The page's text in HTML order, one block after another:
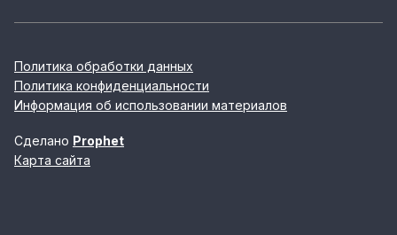
Политика обработки данных
Политика конфиденциальности
Информация об использовании материалов
Сделано Prophet
Карта сайта